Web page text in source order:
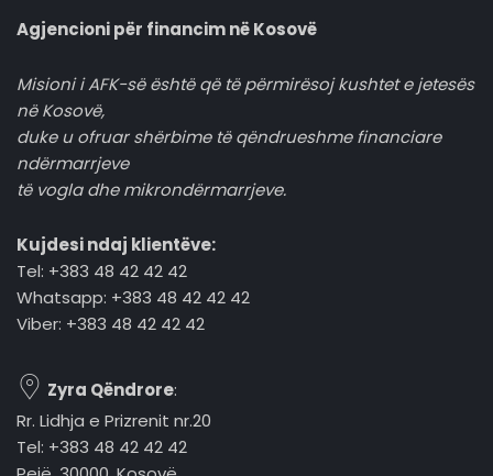
Agjencioni për financim në Kosovë
Misioni i AFK-së është që të përmirësoj kushtet e jetesës
në Kosovë,
duke u ofruar shërbime të qëndrueshme financiare
ndërmarrjeve
të vogla dhe mikrondërmarrjeve.
Kujdesi ndaj klientëve:
Tel: +383 48 42 42 42
Whatsapp: +383 48 42 42 42
Viber: +383 48 42 42 42
Zyra Qëndrore:
Rr. Lidhja e Prizrenit nr.20
Tel: +383 48 42 42 42